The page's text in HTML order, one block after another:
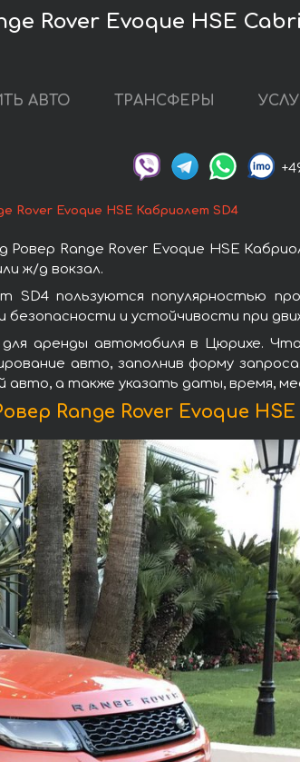
Rover Evoque HSE
АВТО ТРАНСФЕРЫ
Rover Evoque HSE Кабриолет SD4
Range Rover Evoque HSE
ж/д вокзал.
SD4 пользуются популярностью
и устойчивости при
аренды автомобиля в Цюрихе.
авто, заполнив форму
а также указать даты, время,
Range Rover Evoque